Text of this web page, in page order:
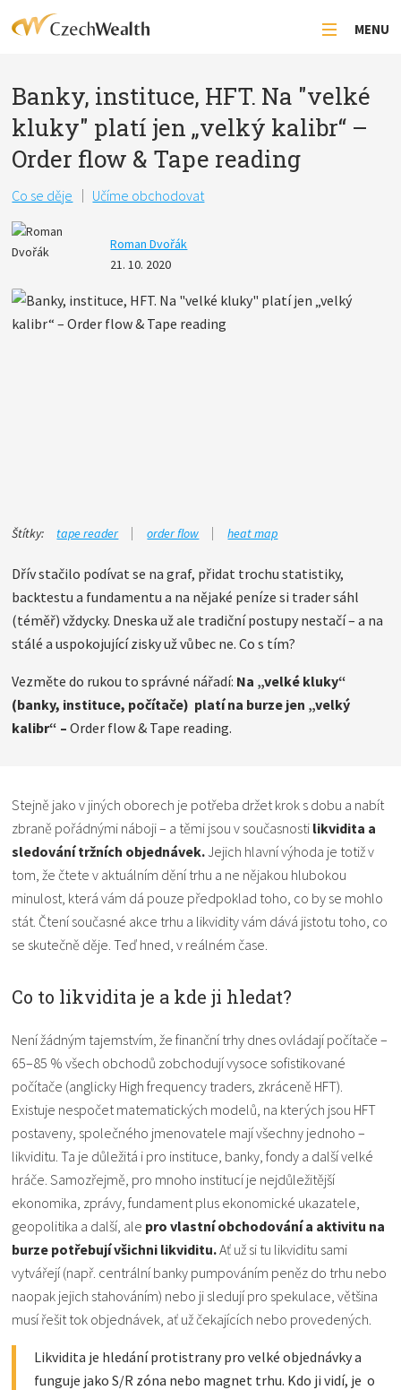
MENU
Banky, instituce, HFT. Na "velké
kluky" platí jen „velký kalibr“ –
Order flow & Tape reading
Co se děje Učíme obchodovat
Roman Dvořák
21. 10. 2020
Štítky: tape reader order flow heat map
Dřív stačilo podívat se na graf, přidat trochu statistiky,
backtestu a fundamentu a na nějaké peníze si trader sáhl
(téměř) vždycky. Dneska už ale tradiční postupy nestačí – a na
stálé a uspokojující zisky už vůbec ne. Co s tím?
Vezměte do rukou to správné nářadí: Na „velké kluky“
(banky, instituce, počítače) platí na burze jen „velký
kalibr“ – Order flow & Tape reading.
Stejně jako v jiných oborech je potřeba držet krok s dobu a nabít
zbraně pořádnými náboji – a těmi jsou v současnosti likvidita a
sledování tržních objednávek.Jejich hlavní výhoda je totiž v
tom, že čtete v aktuálním dění trhu a ne nějakou hlubokou
minulost, která vám dá pouze předpoklad toho, co by se mohlo
stát. Čtení současné akce trhu a likvidity vám dává jistotu toho, co
se skutečně děje. Teď hned, v reálném čase.
Co to likvidita je a kde ji hledat?
Není žádným tajemstvím, že finanční trhy dnes ovládají počítače –
65–85 % všech obchodů zobchodují vysoce sofistikované
počítače (anglicky High frequency traders, zkráceně HFT).
Existuje nespočet matematických modelů, na kterých jsou HFT
postaveny, společného jmenovatele mají všechny jednoho –
likviditu. Ta je důležitá i pro instituce, banky, fondy a další velké
hráče. Samozřejmě, pro mnoho institucí je nejdůležitější
ekonomika, zprávy, fundament plus ekonomické ukazatele,
geopolitika a další, ale pro vlastní obchodování a aktivitu na
burze potřebují všichni likviditu.Ať už si tu likviditu sami
vytvářejí (např. centrální banky pumpováním peněz do trhu nebo
naopak jejich stahováním) nebo ji sledují pro spekulace, většina
musí řešit tok objednávek, ať už čekajících nebo provedených.
Likvidita je hledání protistrany pro velké objednávky a
funguje jako S/R zóna nebo magnet trhu. Kdo ji vidí, je o